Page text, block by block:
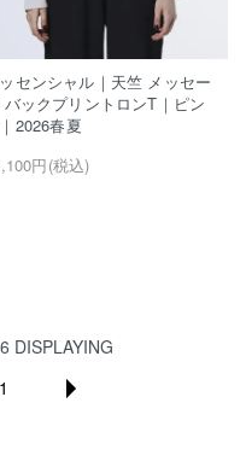
センシャル｜天竺 メッセー
バックプリントロンT｜ピン
2026春夏
円(税込)
DISPLAYING
1